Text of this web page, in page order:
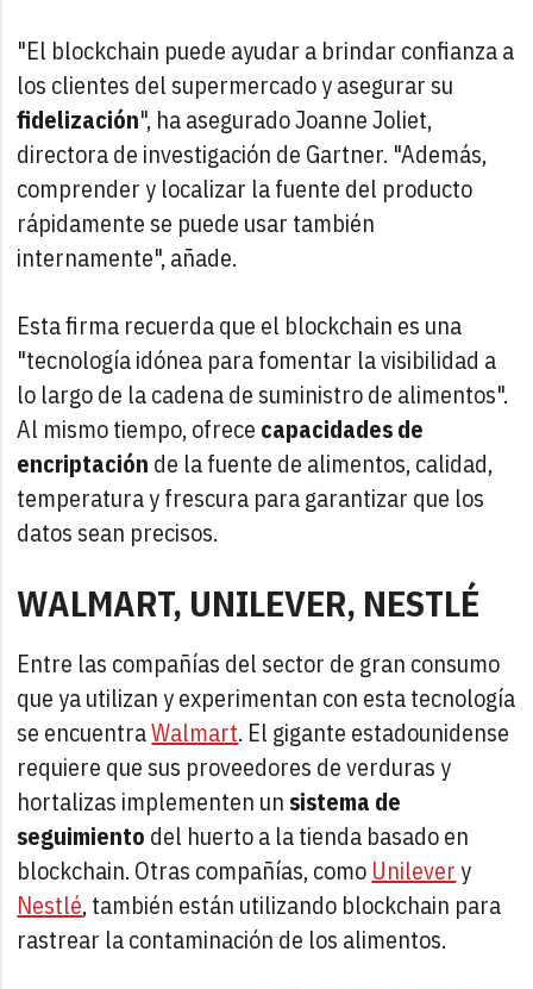
"El blockchain puede ayudar a brindar confianza a
los clientes del supermercado y asegurar su
fidelización", ha asegurado Joanne Joliet,
directora de investigación de Gartner. "Además,
comprender y localizar la fuente del producto
rápidamente se puede usar también
internamente", añade.
Esta firma recuerda que el blockchain es una
"tecnología idónea para fomentar la visibilidad a
lo largo de la cadena de suministro de alimentos".
Al mismo tiempo, ofrece capacidades de
encriptación de la fuente de alimentos, calidad,
temperatura y frescura para garantizar que los
datos sean precisos.
WALMART, UNILEVER, NESTLÉ
Entre las compañías del sector de gran consumo
que ya utilizan y experimentan con esta tecnología
se encuentraWalmart. El gigante estadounidense
requiere que sus proveedores de verduras y
hortalizas implementen un sistema de
seguimiento del huerto a la tienda basado en
blockchain. Otras compañías, como Unilevery
Nestlé, también están utilizando blockchain para
rastrear la contaminación de los alimentos.